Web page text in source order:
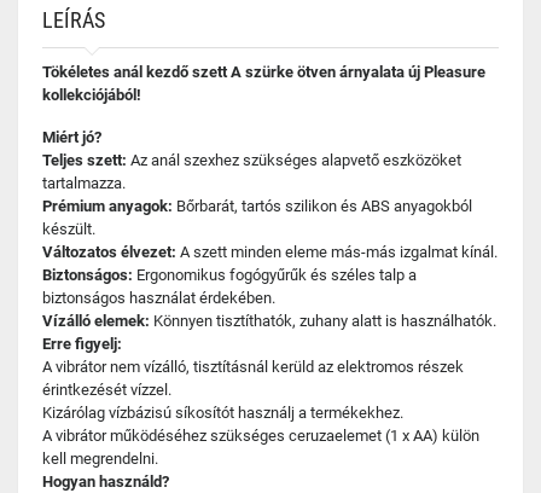
LEÍRÁS
Tökéletes anál kezdő szett A szürke ötven árnyalata új Pleasure
kollekciójából!
Miért jó?
Teljes szett: Az anál szexhez szükséges alapvető eszközöket
tartalmazza.
Prémium anyagok: Bőrbarát, tartós szilikon és ABS anyagokból
készült.
Változatos élvezet: A szett minden eleme más-más izgalmat kínál.
Biztonságos: Ergonomikus fogógyűrűk és széles talp a
biztonságos használat érdekében.
Vízálló elemek: Könnyen tisztíthatók, zuhany alatt is használhatók.
Erre figyelj:
A vibrátor nem vízálló, tisztításnál kerüld az elektromos részek
érintkezését vízzel.
Kizárólag vízbázisú síkosítót használj a termékekhez.
A vibrátor működéséhez szükséges ceruzaelemet (1 x AA) külön
kell megrendelni.
Hogyan használd?